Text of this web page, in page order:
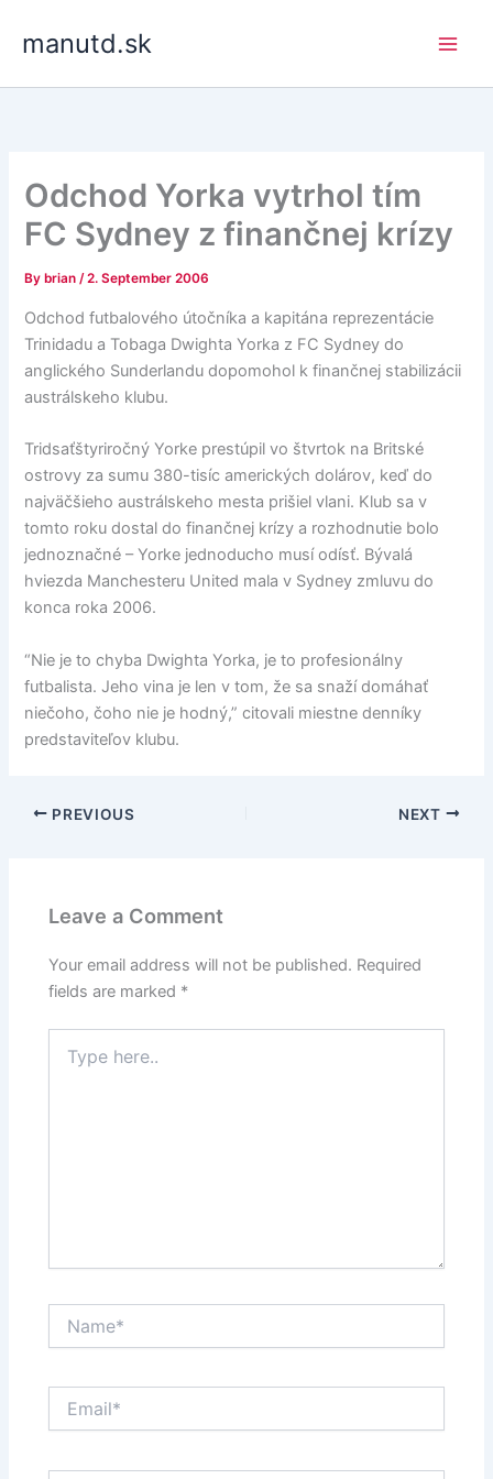
manutd.sk
Odchod Yorka vytrhol tím
FC Sydney z finančnej krízy
By brian/2. September 2006
Odchod futbalového útočníka a kapitána reprezentácie
Trinidadu a Tobaga Dwighta Yorka z FC Sydney do
anglického Sunderlandu dopomohol k finančnej stabilizácii
austrálskeho klubu.
Tridsaťštyriročný Yorke prestúpil vo štvrtok na Britské
ostrovy za sumu 380-tisíc amerických dolárov, keď do
najväčšieho austrálskeho mesta prišiel vlani. Klub sa v
tomto roku dostal do finančnej krízy a rozhodnutie bolo
jednoznačné – Yorke jednoducho musí odísť. Bývalá
hviezda Manchesteru United mala v Sydney zmluvu do
konca roka 2006.
“Nie je to chyba Dwighta Yorka, je to profesionálny
futbalista. Jeho vina je len v tom, že sa snaží domáhať
niečoho, čoho nie je hodný,” citovali miestne denníky
predstaviteľov klubu.
PREVIOUS NEXT
Leave a Comment
Your email address will not be published. Required
fields are marked *
here..